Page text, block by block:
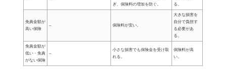
ぎ、保険料の増加を防ぐ。
る。
免責金額が
高い保険
– 保険料が安い。
大きな損害を
自分で負担す
る必要があ
る。
免責金額が
低い・免責
がない保険
–
小さな損害でも保険金を受け取
れる。
保険料が高
い。